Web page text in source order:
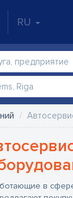
RU
в